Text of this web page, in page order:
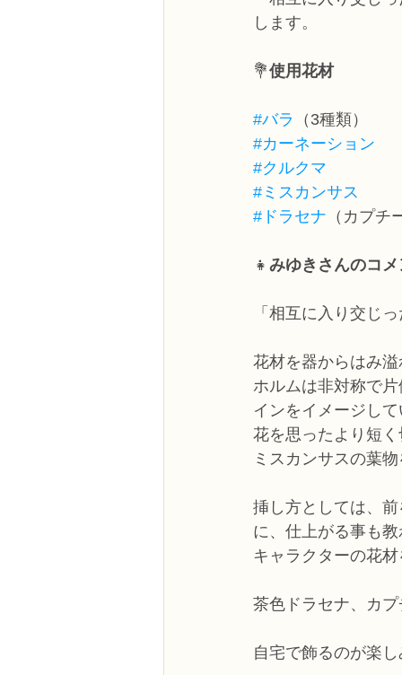
します。
💐使用花材
#バラ
（3種類）
#カーネーション
#クルクマ
#ミスカンサス
#ドラセナ （カプチ
👧 みゆきさんのコメ
「相互に入り交じ
花材を器からはみ
ホルムは非対称で
インをイメージし
花を思ったより短
ミスカンサスの葉
挿し方としては、
に、仕上がる事も
キャラクターの花
茶色ドラセナ、カ
自宅で飾るのが楽